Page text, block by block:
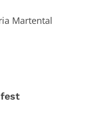
Martental